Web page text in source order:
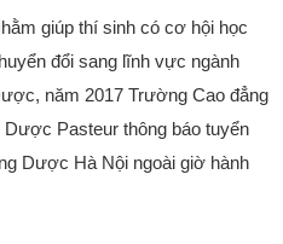
giúp thí sinh có cơ hội học
đổi sang lĩnh vực ngành
năm 2017 Trường Cao đẳng
Dược Pasteur thông báo tuyển
Dược Hà Nội ngoài giờ hành